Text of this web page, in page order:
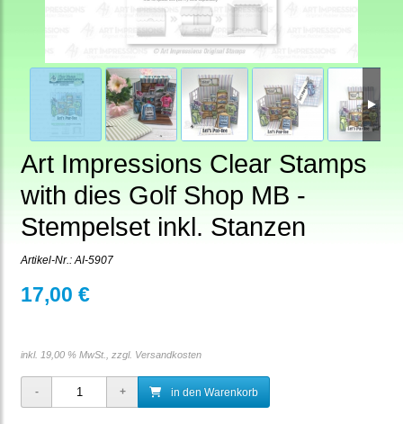
Art Impressions Clear Stamps
with dies Golf Shop MB -
Stempelset inkl. Stanzen
Artikel-Nr.: AI-5907
17,00 €
inkl. 19,00 % MwSt., zzgl. Versandkosten
in den Warenkorb